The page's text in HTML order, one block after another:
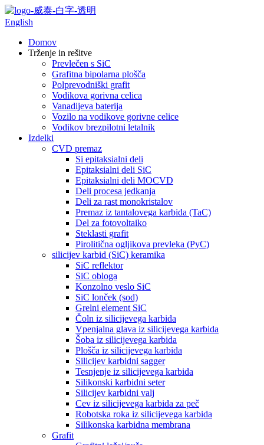
English
Domov
Trženje in rešitve
Prevlečen s SiC
Grafitna bipolarna plošča
Polprevodniški grafit
Vodikova gorivna celica
Vanadijeva baterija
Vozilo na vodikove gorivne celice
Vodikov brezpilotni letalnik
Izdelki
CVD premaz
Si epitaksialni deli
Epitaksialni deli SiC
Epitaksialni deli MOCVD
Deli procesa jedkanja
Deli za rast monokristalov
Premaz iz tantalovega karbida (TaC)
Del za fotovoltaiko
Steklasti grafit
Pirolitična ogljikova prevleka (PyC)
silicijev karbid (SiC) keramika
SiC reflektor
SiC obloga
Konzolno veslo SiC
SiC lonček (sod)
Grelni element SiC
Čoln iz silicijevega karbida
Vpenjalna glava iz silicijevega karbida
Šoba iz silicijevega karbida
Plošča iz silicijevega karbida
Silicijev karbidni sagger
Tesnjenje iz silicijevega karbida
Silikonski karbidni seter
Silicijev karbidni valj
Cev iz silicijevega karbida za peč
Robotska roka iz silicijevega karbida
Silikonska karbidna membrana
Grafit